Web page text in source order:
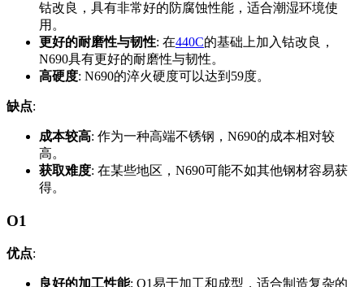
钴改良，具有非常好的防腐蚀性能，适合潮湿环境使
用。
更好的耐磨性与韧性: 在440C的基础上加入钴改良，
N690具有更好的耐磨性与韧性。
高硬度: N690的淬火硬度可以达到59度。
缺点:
成本较高: 作为一种高端不锈钢，N690的成本相对较
高。
获取难度: 在某些地区，N690可能不如其他钢材容易获
得。
O1
优点:
良好的加工性能: O1易于加工和成型，适合制造复杂的